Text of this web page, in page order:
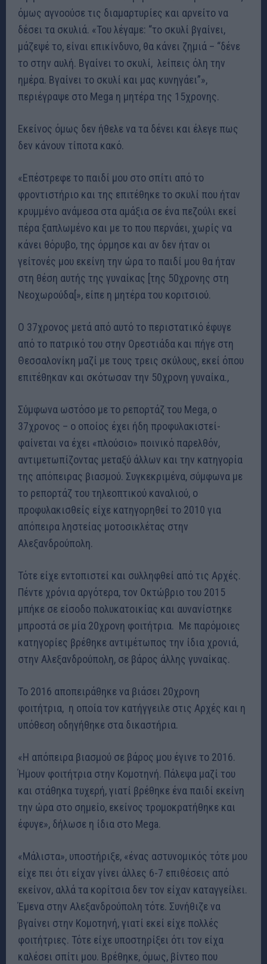
όμως αγνοούσε τις διαμαρτυρίες και αρνείτο να
δέσει τα σκυλιά. «Του λέγαμε: “το σκυλί βγαίνει,
μάζεψέ το, είναι επικίνδυνο, θα κάνει ζημιά – “δένε
το στην αυλή. Βγαίνει το σκυλί, λείπεις όλη την
ημέρα. Βγαίνει το σκυλί και μας κυνηγάει”»,
περιέγραψε στο Mega η μητέρα της 15χρονης.
Εκείνος όμως δεν ήθελε να τα δένει και έλεγε πως
δεν κάνουν τίποτα κακό.
«Επέστρεφε το παιδί μου στο σπίτι από το
φροντιστήριο και της επιτέθηκε το σκυλί που ήταν
κρυμμένο ανάμεσα στα αμάξια σε ένα πεζούλι εκεί
πέρα ξαπλωμένο και με το που περνάει, χωρίς να
κάνει θόρυβο, της όρμησε και αν δεν ήταν οι
γείτονές μου εκείνη την ώρα το παιδί μου θα ήταν
στη θέση αυτής της γυναίκας [της 50χρονης στη
Νεοχωρούδα[», είπε η μητέρα του κοριτσιού.
Ο 37χρονος μετά από αυτό το περιστατικό έφυγε
από το πατρικό του στην Ορεστιάδα και πήγε στη
Θεσσαλονίκη μαζί με τους τρεις σκύλους, εκεί όπου
επιτέθηκαν και σκότωσαν την 50χρονη γυναίκα.,
Σύμφωνα ωστόσο με το ρεπορτάζ του Mega, o
37χρονος – ο οποίος έχει ήδη προφυλακιστεί-
φαίνεται να έχει «πλούσιο» ποινικό παρελθόν,
αντιμετωπίζοντας μεταξύ άλλων και την κατηγορία
της απόπειρας βιασμού. Συγκεκριμένα, σύμφωνα με
το ρεπορτάζ του τηλεοπτικού καναλιού, ο
προφυλακισθείς είχε κατηγορηθεί το 2010 για
απόπειρα ληστείας μοτοσικλέτας στην
Αλεξανδρούπολη.
Τότε είχε εντοπιστεί και συλληφθεί από τις Αρχές.
Πέντε χρόνια αργότερα, τον Οκτώβριο του 2015
μπήκε σε είσοδο πολυκατοικίας και αυνανίστηκε
μπροστά σε μία 20χρονη φοιτήτρια. Με παρόμοιες
κατηγορίες βρέθηκε αντιμέτωπος την ίδια χρονιά,
στην Αλεξανδρούπολη, σε βάρος άλλης γυναίκας.
Το 2016 αποπειράθηκε να βιάσει 20χρονη
φοιτήτρια, η οποία τον κατήγγειλε στις Αρχές και η
υπόθεση οδηγήθηκε στα δικαστήρια.
«Η απόπειρα βιασμού σε βάρος μου έγινε το 2016.
Ήμουν φοιτήτρια στην Κομοτηνή. Πάλεψα μαζί του
και στάθηκα τυχερή, γιατί βρέθηκε ένα παιδί εκείνη
την ώρα στο σημείο, εκείνος τρομοκρατήθηκε και
έφυγε», δήλωσε η ίδια στο Mega.
«Μάλιστα», υποστήριξε, «ένας αστυνομικός τότε μου
είχε πει ότι είχαν γίνει άλλες 6-7 επιθέσεις από
εκείνον, αλλά τα κορίτσια δεν τον είχαν καταγγείλει.
Έμενα στην Αλεξανδρούπολη τότε. Συνήθιζε να
βγαίνει στην Κομοτηνή, γιατί εκεί είχε πολλές
φοιτήτριες. Τότε είχε υποστηρίξει ότι τον είχα
καλέσει σπίτι μου. Βρέθηκε, όμως, βίντεο που